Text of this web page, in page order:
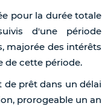
pour la durée totale
d'une période
majorée des intérêts
de cette période.
de prêt dans un délai
prorogeable un an